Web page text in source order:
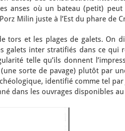
anses où un bateau (petit) peut
Milin juste à l’Est du phare de
tors et les plages de galets. On
galets inter stratifiés dans ce qui
telle qu’ils donnent
sorte de pavage) plutôt par
identifié comme tel par
dans les ouvrages disponibles au